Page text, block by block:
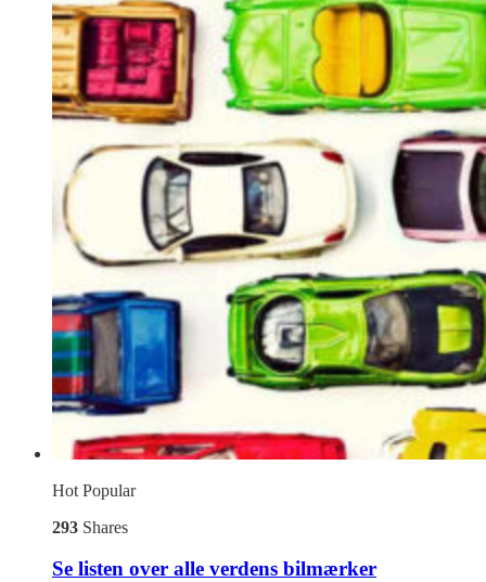
Hot Popular
293 Shares
Se listen over alle verdens bilmærker